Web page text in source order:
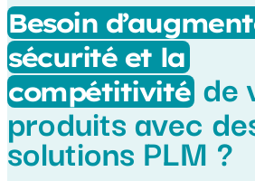
Besoin
sécurité et la
compétitivité de
produits avec
solutions PLM ?